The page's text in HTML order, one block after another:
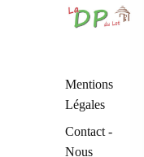
Mentions
Légales
Contact -
Nous